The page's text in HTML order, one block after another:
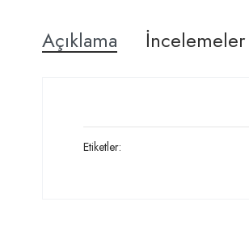
Açıklama
Etiketler: